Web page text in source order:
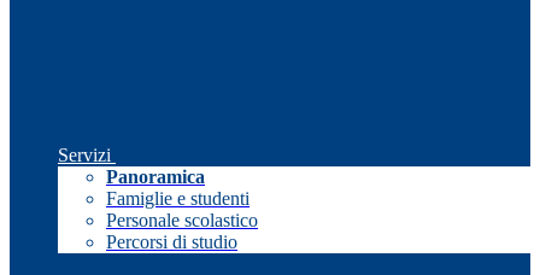
Servizi
Panoramica
Famiglie e studenti
Personale scolastico
Percorsi di studio